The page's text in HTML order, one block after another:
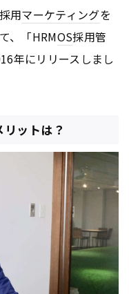
用マーケティングを
、「HRMOS採用管
年にリリースしまし
ットは？